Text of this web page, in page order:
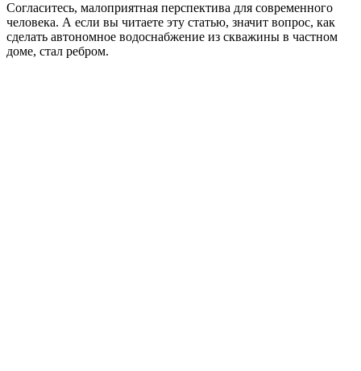
Согласитесь, малоприятная перспектива для современного
человека. А если вы читаете эту статью, значит вопрос, как
сделать автономное водоснабжение из скважины в частном
доме, стал ребром.